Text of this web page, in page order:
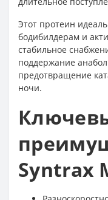
Этот протеин
бодибилдерам и
стабильное
поддержание
предотвращение
ночи.
Syntrax